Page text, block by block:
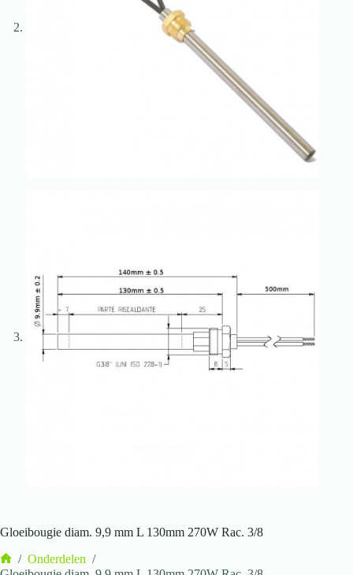
Gloeibougie diam. 9,9 mm L 130mm 270W Rac. 3/8
Home
/ Onderdelen /